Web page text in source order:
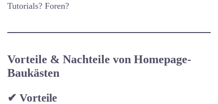
Tutorials? Foren?
Vorteile & Nachteile von Homepage-
Baukästen
✔ Vorteile